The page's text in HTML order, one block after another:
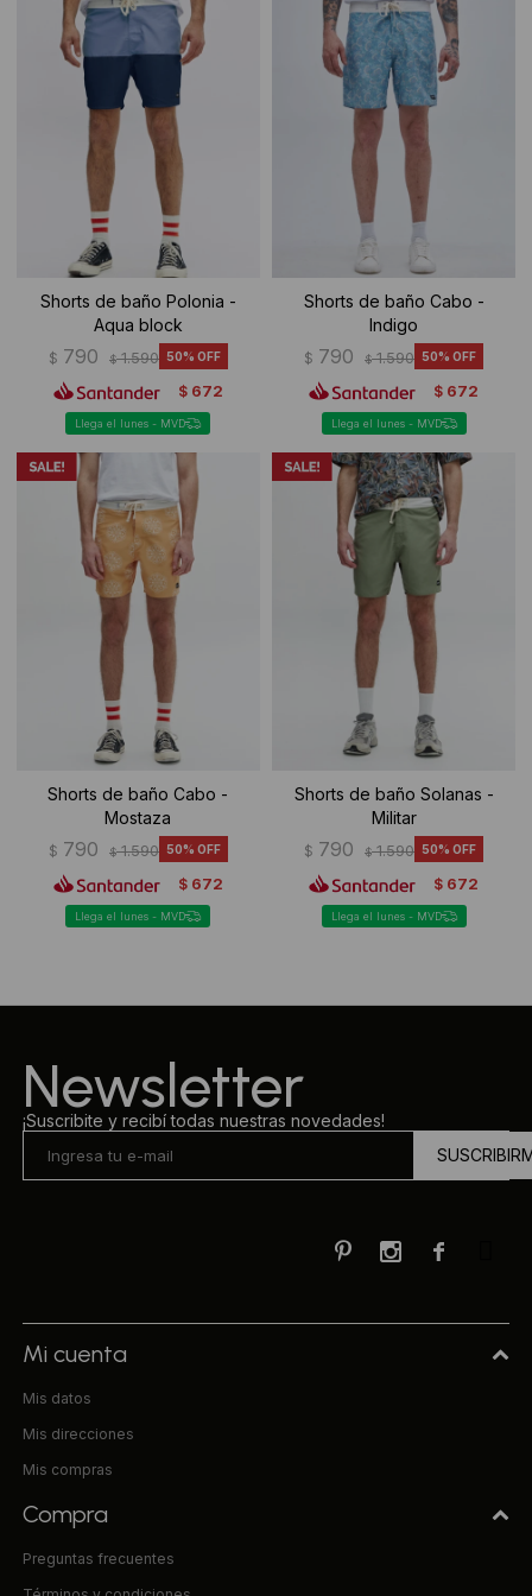
Shorts de baño Polonia -
Aqua block
$ 790 $ 1.590 50
$ 672
Llega el lunes - MVD
Shorts de baño Cabo -
Indigo
$ 790 $ 1.590 50
$ 672
Llega el lunes - MVD
Shorts de baño Cabo -
Mostaza
$ 790 $ 1.590 50
$ 672
Llega el lunes - MVD
Shorts de baño Solanas -
Militar
$ 790 $ 1.590 50
$ 672
Llega el lunes - MVD
Newsletter
¡Suscribite y recibí todas nuestras novedades!

 
Mi cuenta
Mis datos
Mis direcciones
Mis compras
Compra
Preguntas frecuentes
Ropa Interior
Canguros
Camperas
Tejidos
Buzos
Shorts de baño
Sherpas
Camisas y blusas
Vestidos
Sherpas